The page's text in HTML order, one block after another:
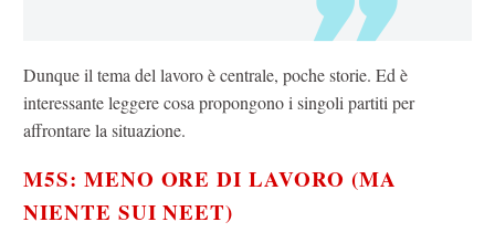
Dunque il tema del lavoro è centrale, poche storie. Ed è
interessante leggere cosa propongono i singoli partiti per
affrontare la situazione.
M5S: MENO ORE DI LAVORO (MA
NIENTE SUI NEET)